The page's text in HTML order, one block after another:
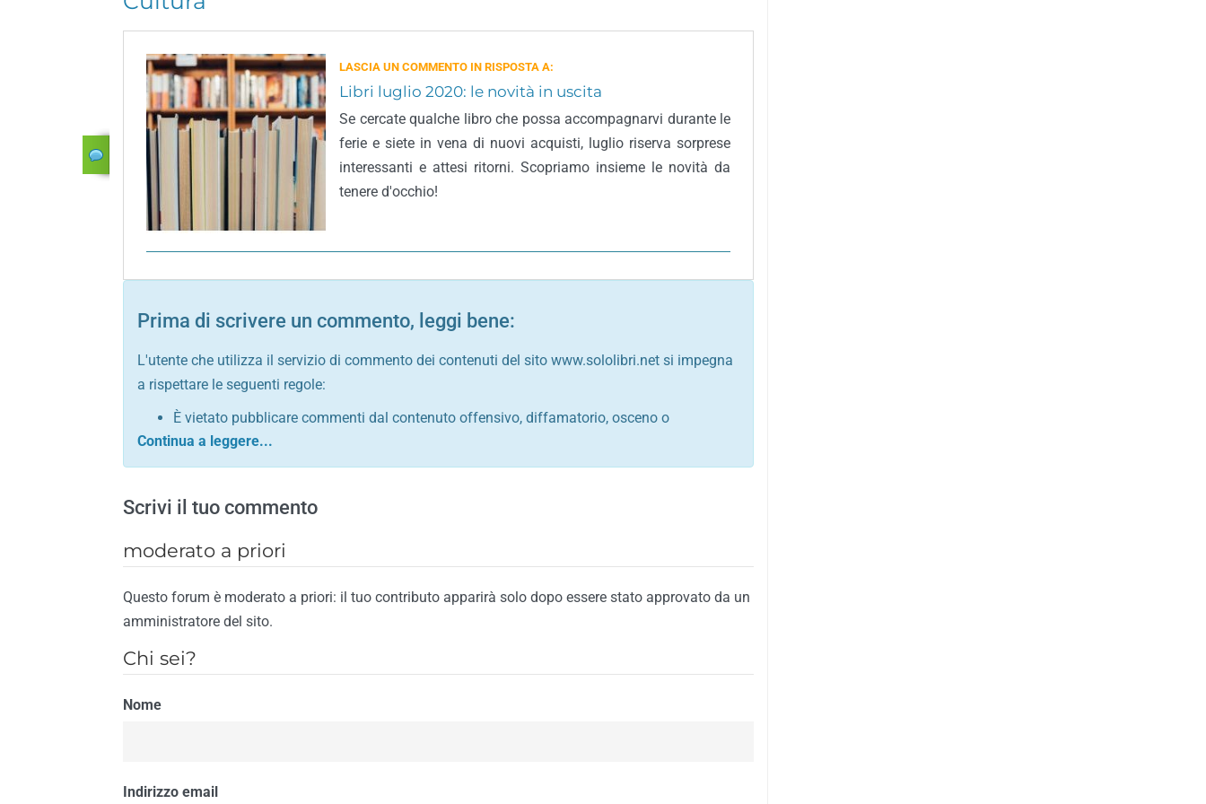
LASCIA UN COMMENTO IN RISPOSTA A:
Libri luglio 2020: le novità in uscita
Se cercate qualche libro che possa accompagnarvi durante le
ferie e siete in vena di nuovi acquisti, luglio riserva sorprese
interessanti e attesi ritorni. Scopriamo insieme le novità da
tenere d'occhio!
Prima di scrivere un commento, leggi bene:
L'utente che utilizza il servizio di commento dei contenuti del sito www.sololibri.net si impegna
a rispettare le seguenti regole:
È vietato pubblicare commenti dal contenuto offensivo, diffamatorio, osceno o
comunque contrario alle leggi dello Stato italiano e di quelle internazionali
Sono vietati commenti in tono sacrilego, sarcastico, denigratorio e sbeffeggiatorio
È vietato pubblicare commenti contrari al rispetto dell'ordine pubblico
È vietato pubblicare commenti lesivi della privacy di qualsiasi cittadino
È vietato pubblicare commenti razzisti nei confronti di qualsiasi razza, popolo, cultura,
religione
È vietato pubblicare commenti contrari al rispetto del buon costume o contenenti
È vietato pubblicare commenti inerenti propaganda politica, di partito o di fazione, che
Il riscontro della violazione anche di una sola delle regole precedenti comporterà la non
Scrivi il tuo commento
moderato a priori
Questo forum è moderato a priori: il tuo contributo apparirà solo dopo essere stato approvato da un
amministratore del sito.
Chi sei?
Nome
Indirizzo email